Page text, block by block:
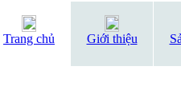
Trang chủ Giới thiệu